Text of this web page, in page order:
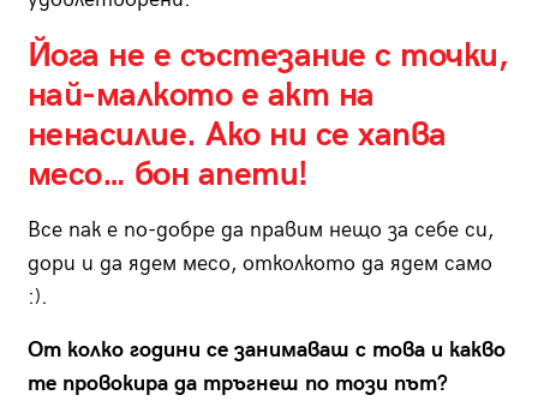
Йога не е състезание с точки,
най-малкото е акт на
ненасилие. Ако ни се хапва
месо… бон апети!
Все пак е по-добре да правим нещо за себе си,
дори и да ядем месо, отколкото да ядем само
:).
От колко години се занимаваш с това и какво
те провокира да тръгнеш по този път?